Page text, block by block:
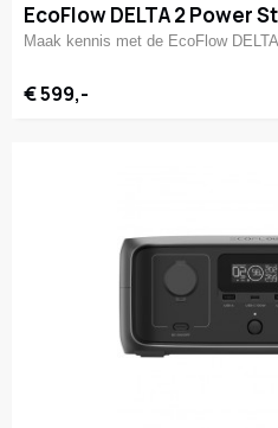
EcoFlow DELTA 2 Power
Maak kennis met de EcoFlow
€ 599,-